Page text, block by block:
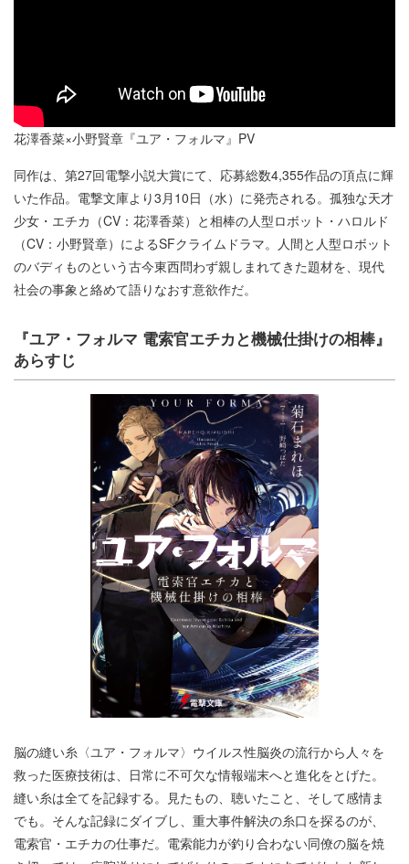
花澤香菜×小野賢章『ユア・フォルマ』PV
同作は、第27回電撃小説大賞にて、応募総数4,355作品の頂点に輝
いた作品。電撃文庫より3月10日（水）に発売される。孤独な天才
少女・エチカ（CV：花澤香菜）と相棒の人型ロボット・ハロルド
（CV：小野賢章）によるSFクライムドラマ。人間と人型ロボット
のバディものという古今東西問わず親しまれてきた題材を、現代
社会の事象と絡めて語りなおす意欲作だ。
『ユア・フォルマ 電索官エチカと機械仕掛けの相棒』
あらすじ
脳の縫い糸〈ユア・フォルマ〉ウイルス性脳炎の流行から人々を
救った医療技術は、日常に不可欠な情報端末へと進化をとげた。
縫い糸は全てを記録する。見たもの、聴いたこと、そして感情ま
でも。そんな記録にダイブし、重大事件解決の糸口を探るのが、
電索官・エチカの仕事だ。電索能力が釣り合わない同僚の脳を焼